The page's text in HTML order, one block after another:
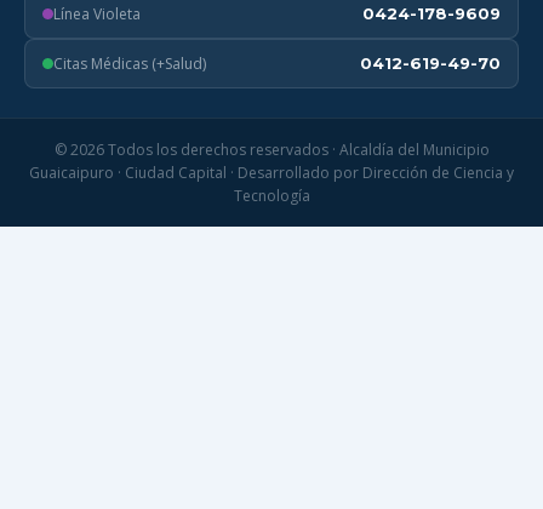
Línea Violeta 0424-178-9609
Citas Médicas (+Salud) 0412-619-49-70
© 2026 Todos los derechos reservados · Alcaldía del Municipio
Guaicaipuro · Ciudad Capital · Desarrollado por Dirección de Ciencia y
Tecnología